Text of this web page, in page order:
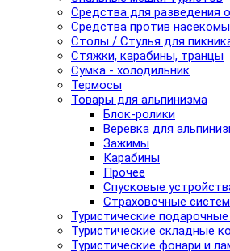
Средства для разведения
Средства против
Столы / Стулья для
Стяжки, карабины, транцы
Сумка - холодильник
Термосы
Товары для альпинизма
Блок-ролики
Веревка для
Зажимы
Карабины
Прочее
Спусковые
Страховочные
Туристические
Туристические складные
Туристические фонари и